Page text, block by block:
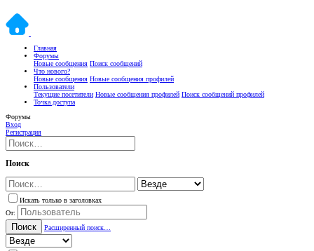
Главная
Форумы
Новые сообщения Поиск сообщений
Что нового?
Новые сообщения Новые сообщения профилей
Пользователи
Текущие посетители Новые сообщения профилей Поиск сообщений профилей
Точка доступа
Форумы
Вход
Регистрация
Поиск
Искать только в заголовках
От:
Поиск Расширенный поиск…